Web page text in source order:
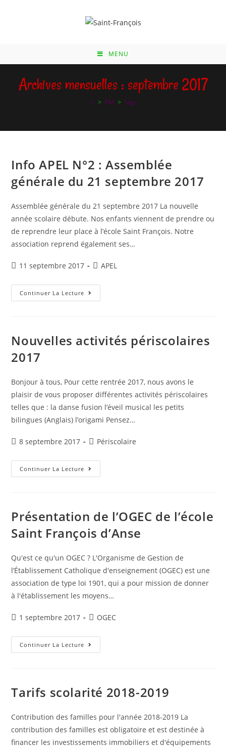
MENU
Archives mensuelles : septembre 2017
> PM > Sep
Info APEL N°2 : Assemblée
générale du 21 septembre 2017
Assemblée générale du 21 septembre 2017 La nouvelle
année scolaire débute. Nos enfants viennent de prendre ou
de reprendre leur place à l’école Saint François. Notre
association reprend également ses…
Publication
11 septembre 2017
PostAPEL
Continuer La Lecture Info
APEL
Du
21
Nouvelles activités périscolaires
2017
Bonjour à tous, Pour cette rentrée 2017, nous avons le
plaisir de vous proposer différentes activités périscolaires
telles que : la danse fusion l’éveil musical les petits
bilingues (Anglais) l’origami Pensez…
Publication
8 septembre 2017
PostPériscolaire
Continuer La Lecture Nouvelles
Activités
Présentation de l’OGEC de l’école
Saint François d’Anse
Qu'est ce qu'un OGEC ? L'Organisme de Gestion de
l’Établissement Catholique d'enseignement (OGEC) est une
association de type loi 1901, qui a pour mission de donner
à l'établissement les moyens…
Publication
1 septembre 2017
PostOGEC
Continuer La Lecture Présentation
De
François
D’Anse
Tarifs scolarité 2018-2019
Contribution des familles pour l'année 2018-2019 La
contribution des familles est obligatoire et est destinée à
financer les investissements immobiliers et d'équipements